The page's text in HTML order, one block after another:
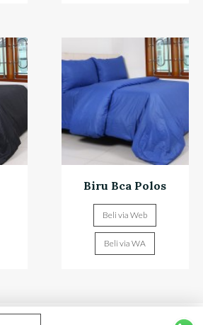
Biru Bca Polos
Beli via Web
Beli via WA